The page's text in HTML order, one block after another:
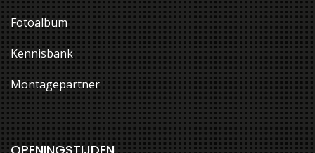
Fotoalbum
Kennisbank
Montagepartner